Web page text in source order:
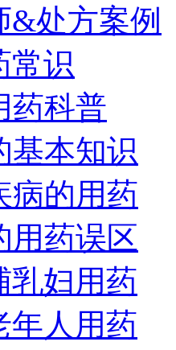
&处方案例
常识
药科普
基本知识
病的用药
用药误区
乳妇用药
年人用药